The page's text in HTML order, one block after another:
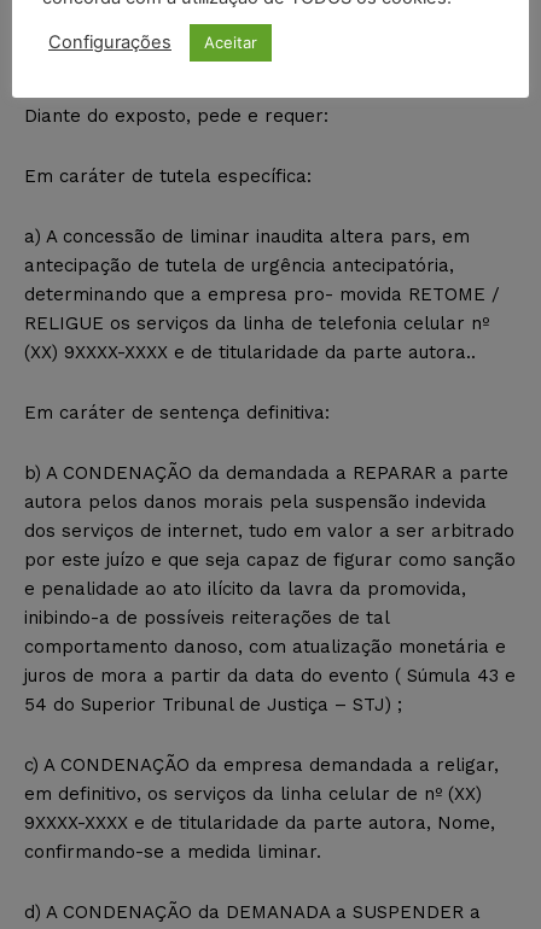
V. DOS PEDIDOS E DOS REQUERIMENTOS
Diante do exposto, pede e requer:
Em caráter de tutela específica:
a) A concessão de liminar inaudita altera pars, em
antecipação de tutela de urgência antecipatória,
determinando que a empresa pro- movida RETOME /
RELIGUE os serviços da linha de telefonia celular nº
(XX) 9XXXX-XXXX e de titularidade da parte autora..
Em caráter de sentença definitiva:
b) A CONDENAÇÃO da demandada a REPARAR a parte
autora pelos danos morais pela suspensão indevida
dos serviços de internet, tudo em valor a ser arbitrado
por este juízo e que seja capaz de figurar como sanção
e penalidade ao ato ilícito da lavra da promovida,
inibindo-a de possíveis reiterações de tal
comportamento danoso, com atualização monetária e
juros de mora a partir da data do evento ( Súmula 43 e
54 do Superior Tribunal de Justiça – STJ) ;
c) A CONDENAÇÃO da empresa demandada a religar,
em definitivo, os serviços da linha celular de nº (XX)
9XXXX-XXXX e de titularidade da parte autora, Nome,
confirmando-se a medida liminar.
d) A CONDENAÇÃO da DEMANADA a SUSPENDER a
Configurações Aceitar